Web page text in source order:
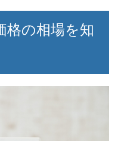
格の相場を知